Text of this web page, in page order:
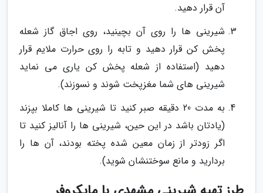
آن قرار دهید.
شیرینی ها را روی آن بچینید، روی اجاق گاز شعله
پخش کن قرار دهید و تابه را روی حرارت ملایم قرار
دهید (استفاده از شعله پخش کن یاری می نماید
شیرینی های شما مغزپخت شوند و نسوزند).
به مدت 20 دقیقه صبر کنید تا شیرینی ها کاملا بپزند
(یادتان باشد در این حین، شیرینی ها را آنالیز کنید تا
اگر زودتر از زمان معین شده پخته بودند، آن ها را
بردارید و مانع سوختنشان شوید).